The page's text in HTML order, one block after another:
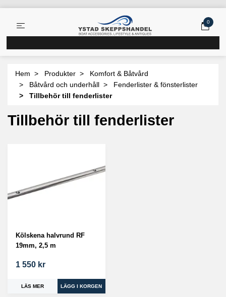
0
Hem Produkter
Komfort & Båtvård
Båtvård och underhåll
Fenderlister & fönsterlister
Tillbehör till fenderlister
Tillbehör till fenderlister
Kölskena halvrund RF
19mm, 2,5 m
1 550 kr
LÄS MER